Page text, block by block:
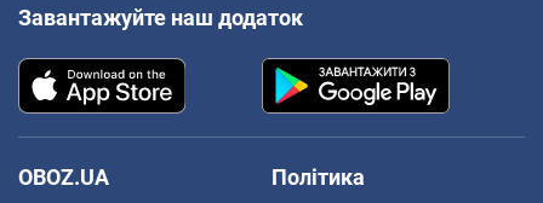
Завантажуйте наш додаток
OBOZ.UA
Політика